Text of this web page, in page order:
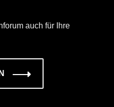
auch für Ihre